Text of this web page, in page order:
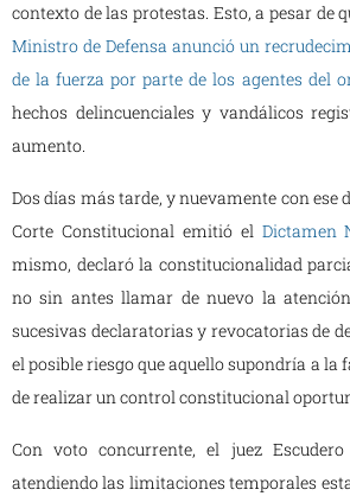
contexto de las protestas. Esto, a pesar de
Ministro de Defensa anunció un
de la fuerza por parte de los agentes del
hechos delincuenciales y vandálicos
aumento.
Dos días más tarde, y nuevamente con ese
Corte Constitucional emitió el Dictamen
mismo, declaró la constitucionalidad
no sin antes llamar de nuevo la
sucesivas declaratorias y revocatorias de
el posible riesgo que aquello supondría a la
de realizar un control constitucional
Con voto concurrente, el juez
atendiendo las limitaciones temporales